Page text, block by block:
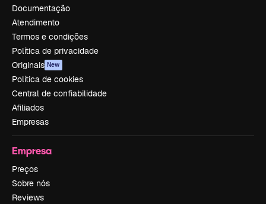
Documentação
Atendimento
Termos e condições
Política de privacidade
Originais New
Política de cookies
Central de confiabilidade
Afiliados
Empresas
Empresa
Preços
Sobre nós
Reviews